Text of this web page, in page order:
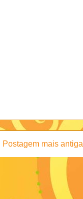
Postagem mais antiga